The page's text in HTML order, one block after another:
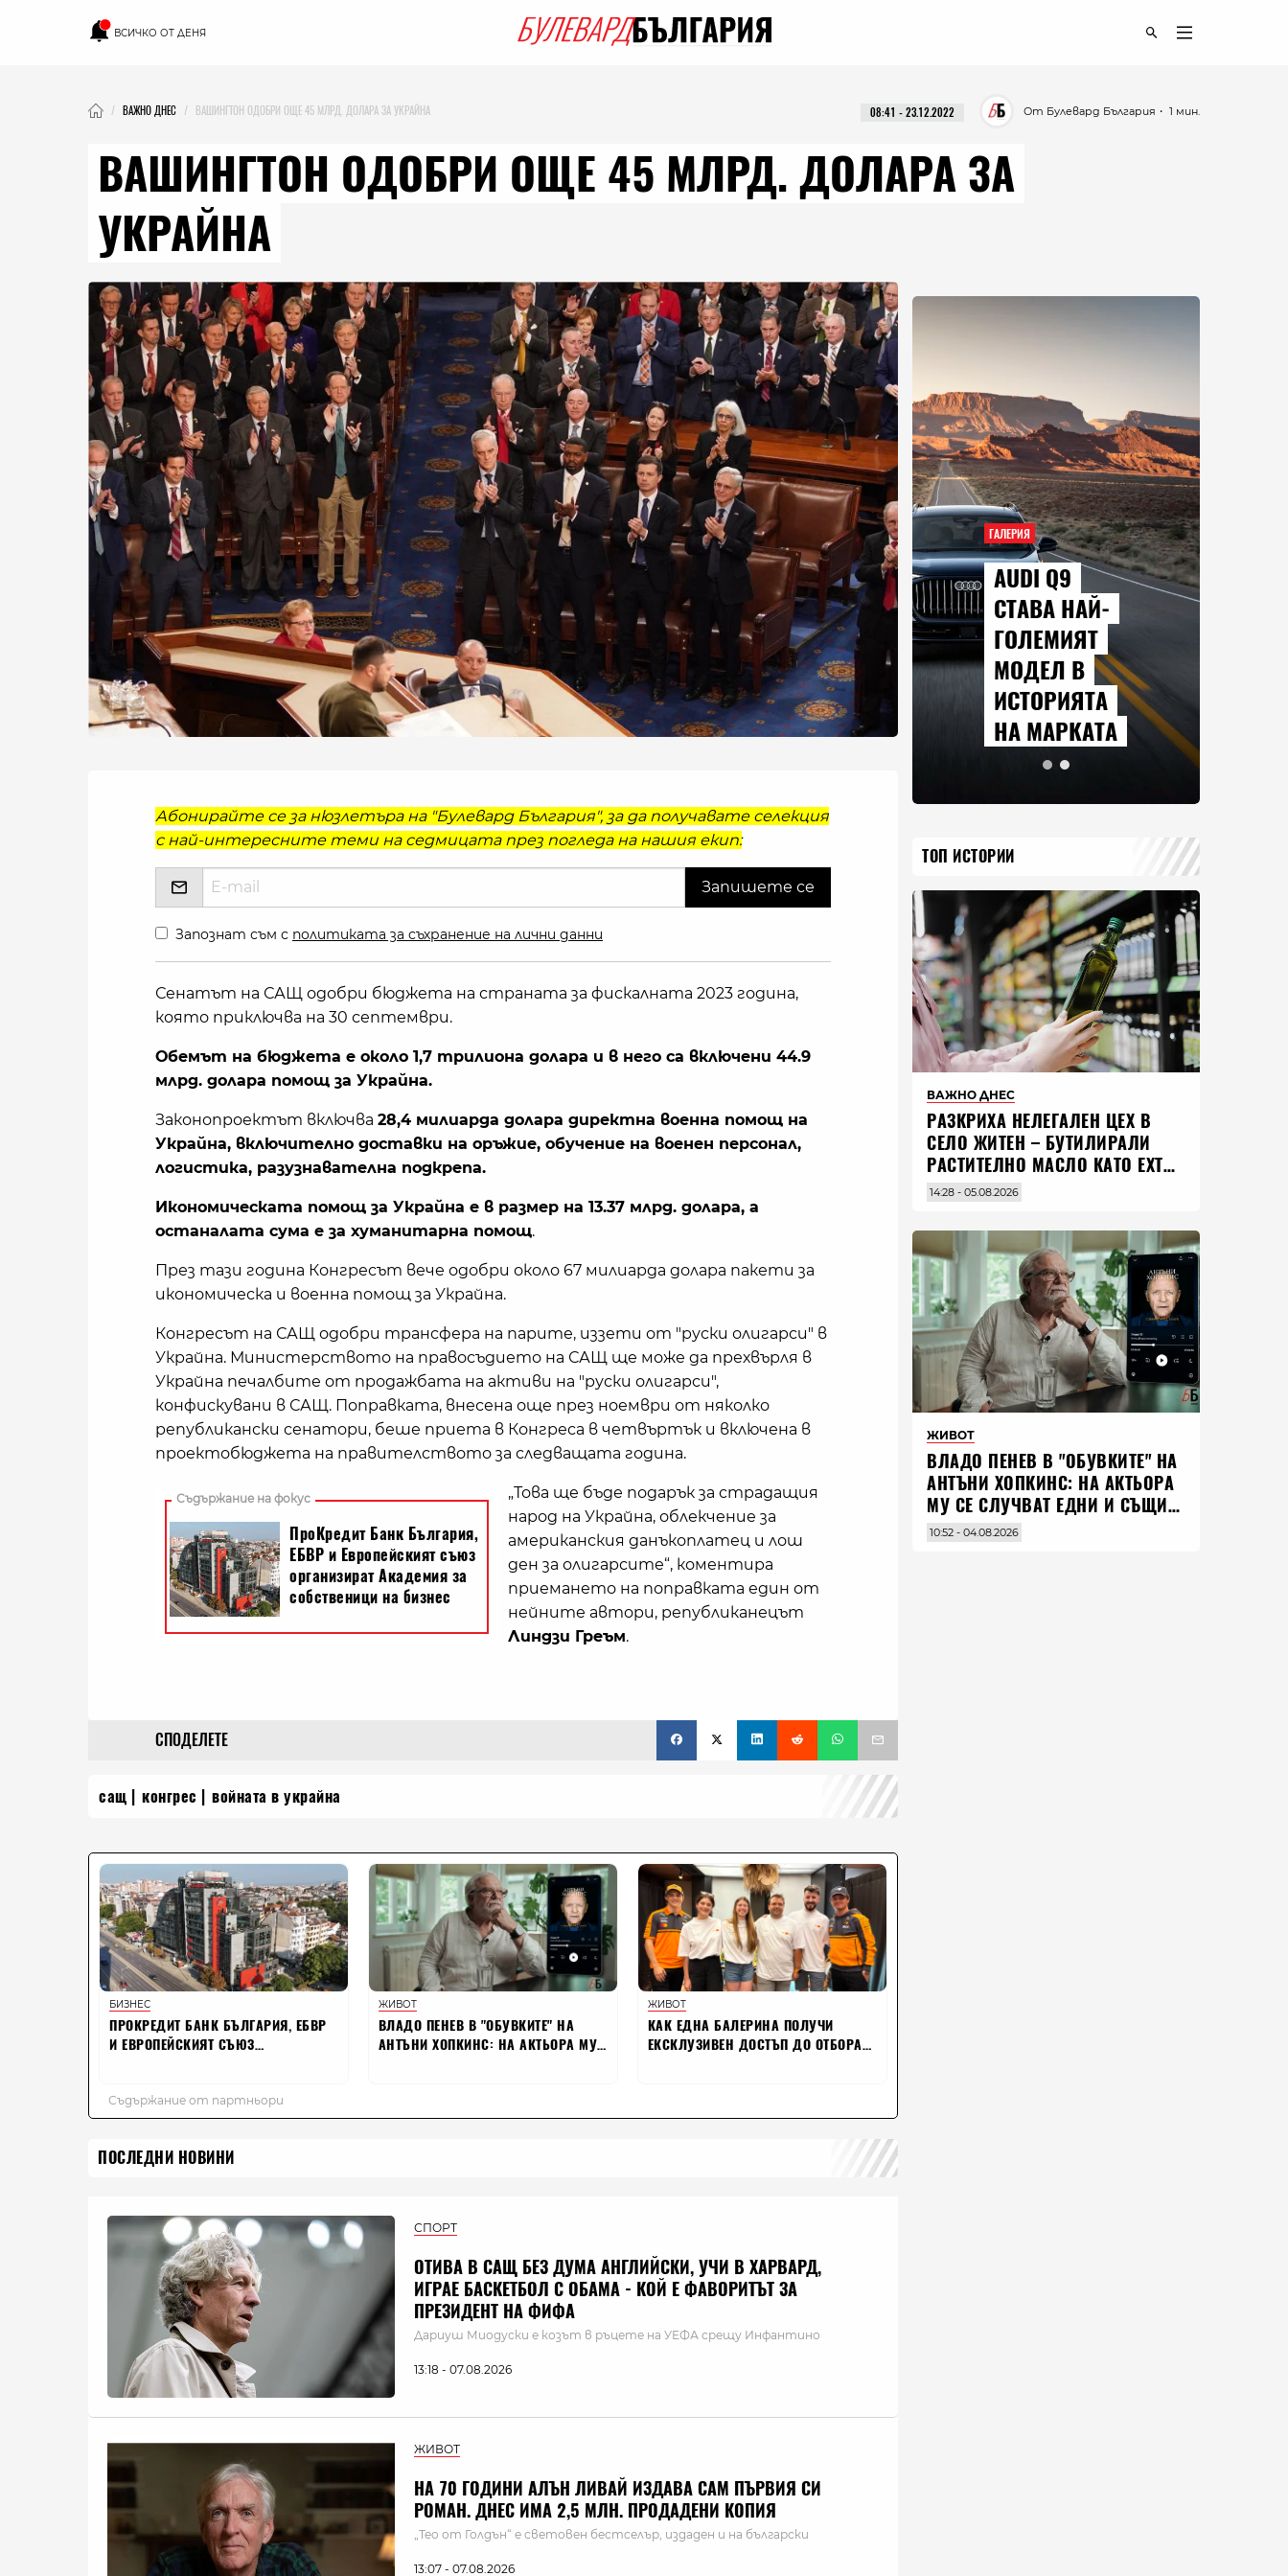
ВСИЧКО ОТ ДЕНЯ
ВАЖНО ДНЕС ВАШИНГТОН ОДОБРИ ОЩЕ 45 МЛРД. ДОЛАРА ЗА УКРАЙНА ・ 1 мин.
От Булевард България
08:41 - 23.12.2022
ВАШИНГТОН ОДОБРИ ОЩЕ 45 МЛРД. ДОЛАРА ЗА
УКРАЙНА
Абонирайте се за нюзлетъра на "Булевард България", за да получавате селекция
с най-интересните теми на седмицата през погледа на нашия екип:
Запознат съм с политиката за съхранение на лични данни
Сенатът на САЩ одобри бюджета на страната за фискалната 2023 година,
която приключва на 30 септември.
Обемът на бюджета е около 1,7 трилиона долара и в него са включени 44.9
млрд. долара помощ за Украйна.
Законопроектът включва 28,4 милиарда долара директна военна помощ на
Украйна, включително доставки на оръжие, обучение на военен персонал,
логистика, разузнавателна подкрепа.
Икономическата помощ за Украйна е в размер на 13.37 млрд. долара, а
останалата сума е за хуманитарна помощ.
През тази година Конгресът вече одобри около 67 милиарда долара пакети за
икономическа и военна помощ за Украйна.
Конгресът на САЩ одобри трансфера на парите, иззети от "руски олигарси" в
Украйна. Министерството на правосъдието на САЩ ще може да прехвърля в
Украйна печалбите от продажбата на активи на "руски олигарси",
конфискувани в САЩ. Поправката, внесена още през ноември от няколко
републикански сенатори, беше приета в Конгреса в четвъртък и включена в
проектобюджета на правителството за следващата година.
„Това ще бъде подарък за страдащия
народ на Украйна, облекчение за
американския данъкоплатец и лош
ден за олигарсите“, коментира
приемането на поправката един от
нейните автори, републиканецът
Линдзи Греъм.
СПОДЕЛЕТЕ
сащ конгрес войната в украйна
ПОСЛЕДНИ НОВИНИ
СПОРТ
ОТИВА В САЩ БЕЗ ДУМА АНГЛИЙСКИ, УЧИ В ХАРВАРД,
ИГРАЕ БАСКЕТБОЛ С ОБАМА - КОЙ Е ФАВОРИТЪТ ЗА
ПРЕЗИДЕНТ НА ФИФА
Дариуш Миодуски е козът в ръцете на УЕФА срещу Инфантино
13:18 - 07.08.2026
ЖИВОТ
НА 70 ГОДИНИ АЛЪН ЛИВАЙ ИЗДАВА САМ ПЪРВИЯ СИ
РОМАН. ДНЕС ИМА 2,5 МЛН. ПРОДАДЕНИ КОПИЯ
„Тео от Голдън“ е световен бестселър, издаден и на български
13:07 - 07.08.2026
ГАЛЕРИЯ
AUDI Q9
СТАВА НАЙ-
ГОЛЕМИЯТ
МОДЕЛ В
ИСТОРИЯТА
НА МАРКАТА
ТОП ИСТОРИИ
ВАЖНО ДНЕС
РАЗКРИХА НЕЛЕГАЛЕН ЦЕХ В
СЕЛО ЖИТЕН – БУТИЛИРАЛИ
РАСТИТЕЛНО МАСЛО КАТО EXTRA
VIRGIN ЗЕХТИН
14:28 - 05.08.2026
ЖИВОТ
ВЛАДO ПЕНЕВ В "ОБУВКИТЕ" НА
АНТЪНИ ХОПКИНС: НА АКТЬОРА
МУ СЕ СЛУЧВАТ ЕДНИ И СЪЩИ
НЕЩА ПО ЦЕЛИЯ СВЯТ
10:52 - 04.08.2026